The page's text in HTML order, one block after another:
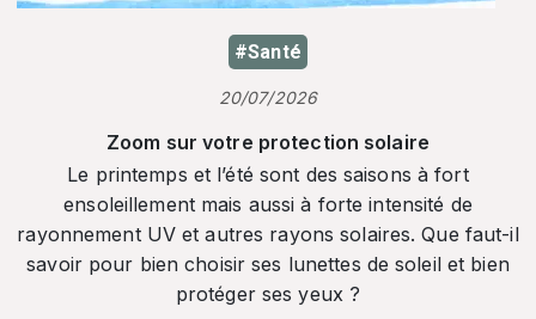
#Santé
20/07/2026
Zoom sur votre protection solaire
Le printemps et l’été sont des saisons à fort
ensoleillement mais aussi à forte intensité de
rayonnement UV et autres rayons solaires. Que faut-il
savoir pour bien choisir ses lunettes de soleil et bien
protéger ses yeux ?